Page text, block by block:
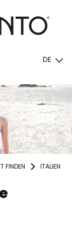
DE
FINDEN
ITALIEN